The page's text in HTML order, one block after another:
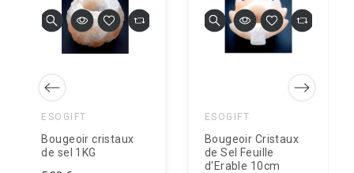
ESOGIFT
Bougeoir cristaux
de sel 1KG
ESOGIFT
Bougeoir Cristaux
de Sel Feuille
d'Erable 10cm